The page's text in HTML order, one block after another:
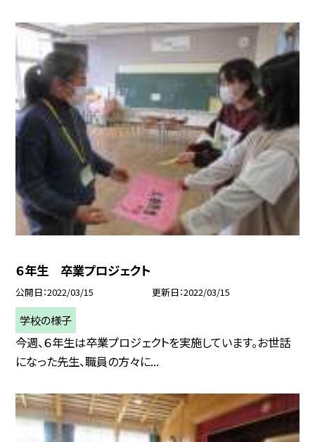
６年生 卒業プロジェクト
公開日 2022/03/15 更新日 2022/03/15
学校の様子
今週、６年生は卒業プロジェクトを実施しています。お世話
になった先生、職員の方々に...